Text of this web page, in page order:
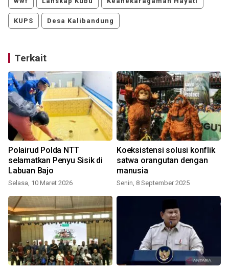
KUPS Desa Kalibandung
Terkait
Polairud Polda NTT
selamatkan Penyu Sisik di
Labuan Bajo
Selasa, 10 Maret 2026
Koeksistensi solusi konflik
satwa orangutan dengan
manusia
Senin, 8 September 2025